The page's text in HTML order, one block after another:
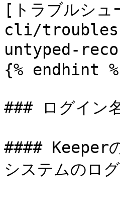
[トラブルシ
cli/
untyped-
{% endhint
### ログイン
#### Keeper
システムのロ